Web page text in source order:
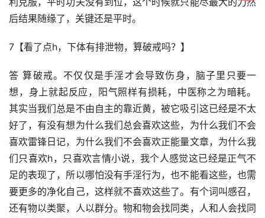
后结果随缘了，关键还是平时。
7【看了点h，下体有排泄物，算破戒吗？】
答 算破戒。不仅仅是手淫才会导致伤身，脑子里只要一
想，身上就起反应，阳气照样有损耗，中医称之为暗耗。
其实当我们总是不由自主的靠近黄，被它吸引这已经是不太
好了，有没有想为什么我们总会喜欢这些，为什么我们不会
喜欢雷锋日记，为什么我们不会喜欢正能量文章，为什么我
们只喜欢h，只喜欢言情小说，我个人感觉这已经是正气不
足的表现了，所以哪怕没有手淫行为，也不能看这些，也需
要更多的净化自己，这样就不喜欢这些了。有个词叫感召，
还有物以类聚，人以群分。物和物会找同类，人和人会找同